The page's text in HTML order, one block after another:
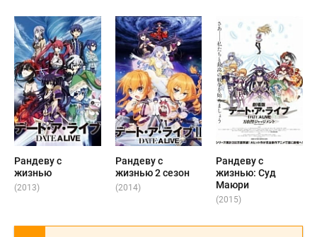
Рандеву с
жизнью
(2013)
Рандеву с
жизнью 2 сезон
(2014)
Рандеву с
жизнью: Суд
Маюри
(2015)